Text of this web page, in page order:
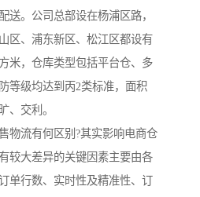
送。公司总部设在杨浦区路，
区、浦东新区、松江区都设有
米，仓库类型包括平台仓、多
等级均达到丙2类标准，面积
、交利。
物流有何区别?其实影响电商仓
较大差异的关键因素主要由各
单行数、实时性及精准性、订